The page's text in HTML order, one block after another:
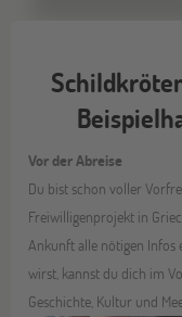
Vor der Abreise
Du bist schon voller
Freiwilligenprojekt in
Ankunft alle nötigen
wirst, kannst du dich im
Geschichte, Kultur und